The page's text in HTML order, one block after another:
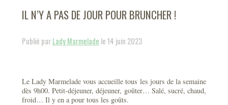
IL N’Y A PAS DE JOUR POUR BRUNCHER !
Publié parLady Marmelade le 14 juin 2023
Le Lady Marmelade vous accueille tous les jours de la semaine
dès 9h00. Petit-déjeuner, déjeuner, goûter… Salé, sucré, chaud,
froid… Il y en a pour tous les goûts.